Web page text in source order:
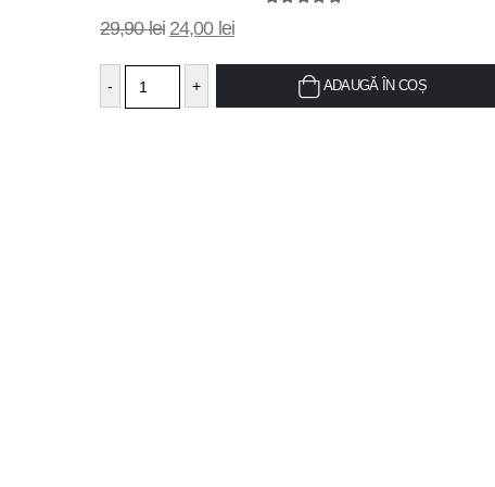
29,90lei 24,00 lei
- + ADAUGĂ ÎN COȘ